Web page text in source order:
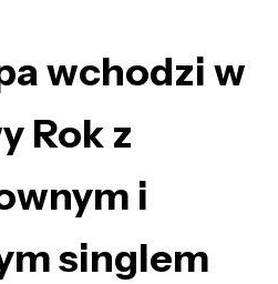
wchodzi w
Rok z
i
singlem